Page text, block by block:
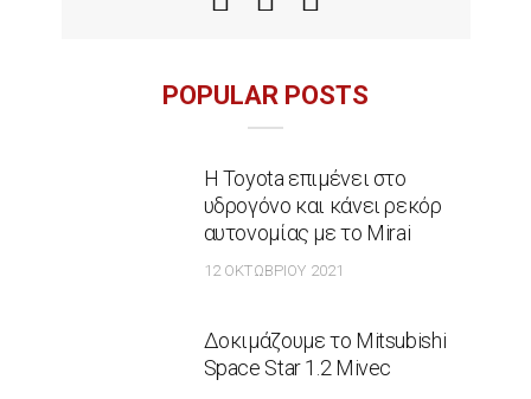
POPULAR POSTS
Η Toyota επιμένει στο
υδρογόνο και κάνει ρεκόρ
αυτονομίας με το Mirai
12 ΟΚΤΩΒΡΊΟΥ 2021
Δοκιμάζουμε το Mitsubishi
Space Star 1.2 Mivec